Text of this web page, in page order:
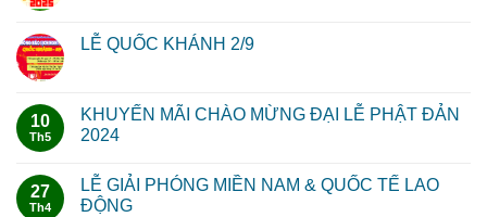
LỄ QUỐC KHÁNH 2/9
10
Th5
KHUYẾN MÃI CHÀO MỪNG ĐẠI LỄ PHẬT ĐẢN
2024
27
Th4
LỄ GIẢI PHÓNG MIỀN NAM & QUỐC TẾ LAO
ĐỘNG